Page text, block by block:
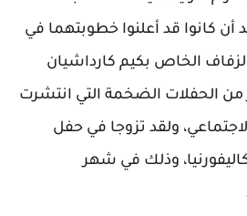
أن كانوا قد أعلنوا خطوبتهما في
حفل الزفاف الخاص بكيم كارداشيان
الحفلات الضخمة التي انتشرت
ولقد تزوجا في حفل
وذلك في شهر